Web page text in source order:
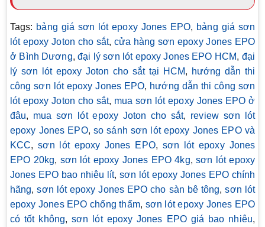
Tags: bảng giá sơn lót epoxy Jones EPO, bảng giá sơn
lót epoxy Joton cho sắt, cửa hàng sơn epoxy Jones EPO
ở Bình Dương,đại lý sơn lót epoxy Jones EPO HCM, đại
lý sơn lót epoxy Joton cho sắt tại HCM, hướng dẫn thi
công sơn lót epoxy Jones EPO, hướng dẫn thi công sơn
lót epoxy Joton cho sắt, mua sơn lót epoxy Jones EPO ở
đâu, mua sơn lót epoxy Joton cho sắt, review sơn lót
epoxy Jones EPO, so sánh sơn lót epoxy Jones EPO và
KCC,sơn lót epoxy Jones EPO, sơn lót epoxy Jones
EPO 20kg, sơn lót epoxy Jones EPO 4kg,sơn lót epoxy
Jones EPO bao nhiêu lít, sơn lót epoxy Jones EPO chính
hãng,sơn lót epoxy Jones EPO cho sàn bê tông,sơn lót
epoxy Jones EPO chống thấm, sơn lót epoxy Jones EPO
có tốt không,sơn lót epoxy Jones EPO giá bao nhiêu,